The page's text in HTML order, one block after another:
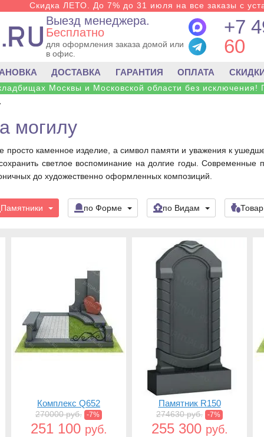
Скидка ЛЕТО. До 7% до 31 июля на все заказы с
Выезд менеджера.
Бесплатно
для оформления заказа домой или
в офис.
+7
60
ДОСТАВКА ГАРАНТИЯ ОПЛАТА
Москвы и Московской области без исключения!
могилу
каменное изделие, а символ памяти и уважения к
сохранить светлое воспоминание на долгие годы.
до художественно оформленных композиций.
Памятники по Форме по Видам
Комплекс Q652
270000 руб. -7%
251 100 руб.
Памятник R150
274630 руб. -7%
255 300 руб.